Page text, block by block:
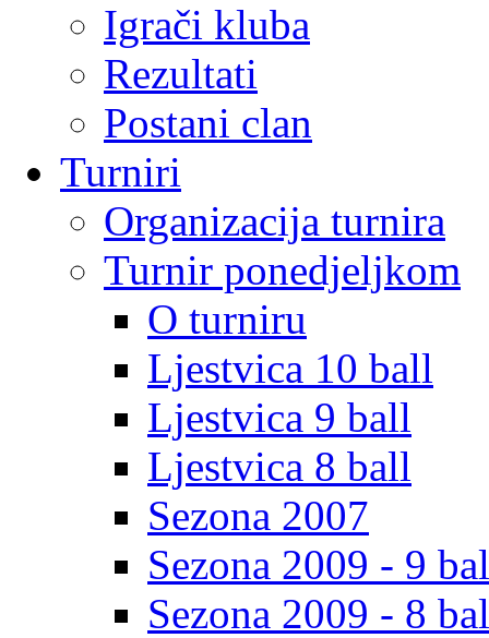
Igrači kluba
Rezultati
Postani clan
Turniri
Organizacija turnira
Turnir ponedjeljkom
O turniru
Ljestvica 10 ball
Ljestvica 9 ball
Ljestvica 8 ball
Sezona 2007
Sezona 2009 - 9
Sezona 2009 - 8